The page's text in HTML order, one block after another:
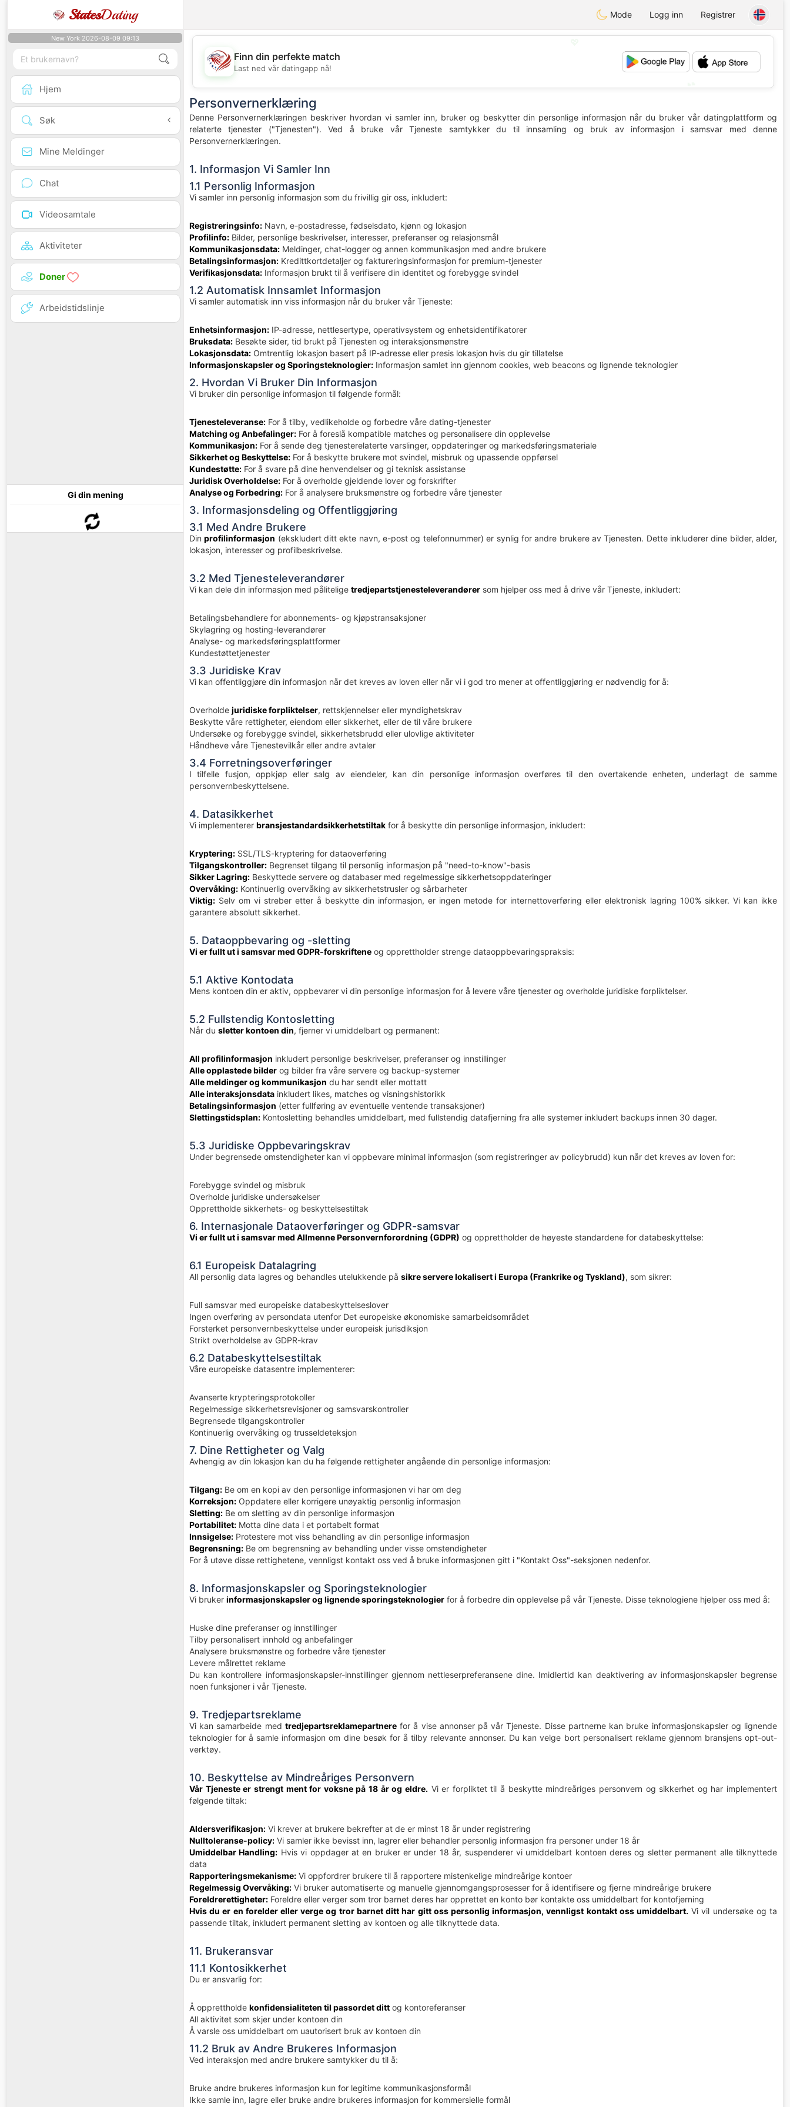
StatesDating Mode Logg inn Registrer
New York 2026-08-09 09:13
Hjem
Søk
Mine Meldinger
Chat
Videosamtale
Aktiviteter
Doner
Arbeidstidslinje
Gi din mening
💖
💕
💕
Finn din perfekte match
Last ned vår datingapp nå!
Personvernerklæring
Denne Personvernerklæringen beskriver hvordan vi samler inn, bruker og beskytter din personlige informasjon når du bruker vår datingplattform og
relaterte tjenester ("Tjenesten"). Ved å bruke vår Tjeneste samtykker du til innsamling og bruk av informasjon i samsvar med denne
Personvernerklæringen.
1. Informasjon Vi Samler Inn
1.1 Personlig Informasjon
Vi samler inn personlig informasjon som du frivillig gir oss, inkludert:
Registreringsinfo: Navn, e-postadresse, fødselsdato, kjønn og lokasjon
Profilinfo: Bilder, personlige beskrivelser, interesser, preferanser og relasjonsmål
Kommunikasjonsdata: Meldinger, chat-logger og annen kommunikasjon med andre brukere
Betalingsinformasjon: Kredittkortdetaljer og faktureringsinformasjon for premium-tjenester
Verifikasjonsdata: Informasjon brukt til å verifisere din identitet og forebygge svindel
1.2 Automatisk Innsamlet Informasjon
Vi samler automatisk inn viss informasjon når du bruker vår Tjeneste:
Enhetsinformasjon: IP-adresse, nettlesertype, operativsystem og enhetsidentifikatorer
Bruksdata: Besøkte sider, tid brukt på Tjenesten og interaksjonsmønstre
Lokasjonsdata: Omtrentlig lokasjon basert på IP-adresse eller presis lokasjon hvis du gir tillatelse
Informasjonskapsler og Sporingsteknologier: Informasjon samlet inn gjennom cookies, web beacons og lignende teknologier
2. Hvordan Vi Bruker Din Informasjon
Vi bruker din personlige informasjon til følgende formål:
Tjenesteleveranse: For å tilby, vedlikeholde og forbedre våre dating-tjenester
Matching og Anbefalinger: For å foreslå kompatible matches og personalisere din opplevelse
Kommunikasjon: For å sende deg tjenesterelaterte varslinger, oppdateringer og markedsføringsmateriale
Sikkerhet og Beskyttelse: For å beskytte brukere mot svindel, misbruk og upassende oppførsel
Kundestøtte: For å svare på dine henvendelser og gi teknisk assistanse
Juridisk Overholdelse: For å overholde gjeldende lover og forskrifter
Analyse og Forbedring: For å analysere bruksmønstre og forbedre våre tjenester
3. Informasjonsdeling og Offentliggjøring
3.1 Med Andre Brukere
Dinprofilinformasjon (ekskludert ditt ekte navn, e-post og telefonnummer) er synlig for andre brukere av Tjenesten. Dette inkluderer dine bilder, alder,
lokasjon, interesser og profilbeskrivelse.
3.2 Med Tjenesteleverandører
Vi kan dele din informasjon med pålitelige tredjepartstjenesteleverandører som hjelper oss med å drive vår Tjeneste, inkludert:
Betalingsbehandlere for abonnements- og kjøpstransaksjoner
Skylagring og hosting-leverandører
Analyse- og markedsføringsplattformer
Kundestøttetjenester
3.3 Juridiske Krav
Vi kan offentliggjøre din informasjon når det kreves av loven eller når vi i god tro mener at offentliggjøring er nødvendig for å:
Overholde juridiske forpliktelser, rettskjennelser eller myndighetskrav
Beskytte våre rettigheter, eiendom eller sikkerhet, eller de til våre brukere
Undersøke og forebygge svindel, sikkerhetsbrudd eller ulovlige aktiviteter
Håndheve våre Tjenestevilkår eller andre avtaler
3.4 Forretningsoverføringer
I tilfelle fusjon, oppkjøp eller salg av eiendeler, kan din personlige informasjon overføres til den overtakende enheten, underlagt de samme
personvernbeskyttelsene.
4. Datasikkerhet
Vi implementerer bransjestandardsikkerhetstiltak for å beskytte din personlige informasjon, inkludert:
Kryptering: SSL/TLS-kryptering for dataoverføring
Tilgangskontroller: Begrenset tilgang til personlig informasjon på "need-to-know"-basis
Sikker Lagring: Beskyttede servere og databaser med regelmessige sikkerhetsoppdateringer
Overvåking: Kontinuerlig overvåking av sikkerhetstrusler og sårbarheter
Viktig: Selv om vi streber etter å beskytte din informasjon, er ingen metode for internettoverføring eller elektronisk lagring 100% sikker. Vi kan ikke
garantere absolutt sikkerhet.
5. Dataoppbevaring og -sletting
Vi er fullt ut i samsvar med GDPR-forskriftene og opprettholder strenge dataoppbevaringspraksis:
5.1 Aktive Kontodata
Mens kontoen din er aktiv, oppbevarer vi din personlige informasjon for å levere våre tjenester og overholde juridiske forpliktelser.
5.2 Fullstendig Kontosletting
Når du sletter kontoen din, fjerner vi umiddelbart og permanent:
All profilinformasjon inkludert personlige beskrivelser, preferanser og innstillinger
Alle opplastede bilder og bilder fra våre servere og backup-systemer
Alle meldinger og kommunikasjon du har sendt eller mottatt
Alle interaksjonsdata inkludert likes, matches og visningshistorikk
Betalingsinformasjon (etter fullføring av eventuelle ventende transaksjoner)
Slettingstidsplan: Kontosletting behandles umiddelbart, med fullstendig datafjerning fra alle systemer inkludert backups innen 30 dager.
5.3 Juridiske Oppbevaringskrav
Under begrensede omstendigheter kan vi oppbevare minimal informasjon (som registreringer av policybrudd) kun når det kreves av loven for:
Forebygge svindel og misbruk
Overholde juridiske undersøkelser
Opprettholde sikkerhets- og beskyttelsestiltak
6. Internasjonale Dataoverføringer og GDPR-samsvar
Vi er fullt ut i samsvar med Allmenne Personvernforordning (GDPR) og opprettholder de høyeste standardene for databeskyttelse:
6.1 Europeisk Datalagring
All personlig data lagres og behandles utelukkende på sikre servere lokalisert i Europa (Frankrike og Tyskland), som sikrer:
Full samsvar med europeiske databeskyttelseslover
Ingen overføring av persondata utenfor Det europeiske økonomiske samarbeidsområdet
Forsterket personvernbeskyttelse under europeisk jurisdiksjon
Strikt overholdelse av GDPR-krav
6.2 Databeskyttelsestiltak
Våre europeiske datasentre implementerer:
Avanserte krypteringsprotokoller
Regelmessige sikkerhetsrevisjoner og samsvarskontroller
Begrensede tilgangskontroller
Kontinuerlig overvåking og trusseldeteksjon
7. Dine Rettigheter og Valg
Avhengig av din lokasjon kan du ha følgende rettigheter angående din personlige informasjon:
Tilgang: Be om en kopi av den personlige informasjonen vi har om deg
Korreksjon: Oppdatere eller korrigere unøyaktig personlig informasjon
Sletting: Be om sletting av din personlige informasjon
Portabilitet: Motta dine data i et portabelt format
Innsigelse: Protestere mot viss behandling av din personlige informasjon
Begrensning: Be om begrensning av behandling under visse omstendigheter
For å utøve disse rettighetene, vennligst kontakt oss ved å bruke informasjonen gitt i "Kontakt Oss"-seksjonen nedenfor.
8. Informasjonskapsler og Sporingsteknologier
Vi bruker informasjonskapsler og lignende sporingsteknologier for å forbedre din opplevelse på vår Tjeneste. Disse teknologiene hjelper oss med å:
Huske dine preferanser og innstillinger
Tilby personalisert innhold og anbefalinger
Analysere bruksmønstre og forbedre våre tjenester
Levere målrettet reklame
Du kan kontrollere informasjonskapsler-innstillinger gjennom nettleserpreferansene dine. Imidlertid kan deaktivering av informasjonskapsler begrense
noen funksjoner i vår Tjeneste.
9. Tredjepartsreklame
Vi kan samarbeide med tredjepartsreklamepartnerefor å vise annonser på vår Tjeneste. Disse partnerne kan bruke informasjonskapsler og lignende
teknologier for å samle informasjon om dine besøk for å tilby relevante annonser. Du kan velge bort personalisert reklame gjennom bransjens opt-out-
verktøy.
10. Beskyttelse av Mindreåriges Personvern
Vår Tjeneste er strengt ment for voksne på 18 år og eldre.Vi er forpliktet til å beskytte mindreåriges personvern og sikkerhet og har implementert
følgende tiltak:
Aldersverifikasjon: Vi krever at brukere bekrefter at de er minst 18 år under registrering
Nulltoleranse-policy: Vi samler ikke bevisst inn, lagrer eller behandler personlig informasjon fra personer under 18 år
Umiddelbar Handling: Hvis vi oppdager at en bruker er under 18 år, suspenderer vi umiddelbart kontoen deres og sletter permanent alle tilknyttede
data
Rapporteringsmekanisme: Vi oppfordrer brukere til å rapportere mistenkelige mindreårige kontoer
Regelmessig Overvåking: Vi bruker automatiserte og manuelle gjennomgangsprosesser for å identifisere og fjerne mindreårige brukere
Foreldrerettigheter: Foreldre eller verger som tror barnet deres har opprettet en konto bør kontakte oss umiddelbart for kontofjerning
Hvis du er en forelder eller verge og tror barnet ditt har gitt oss personlig informasjon, vennligst kontakt oss umiddelbart.Vi vil undersøke og ta
passende tiltak, inkludert permanent sletting av kontoen og alle tilknyttede data.
11. Brukeransvar
11.1 Kontosikkerhet
Du er ansvarlig for:
Å opprettholde konfidensialiteten til passordet ditt og kontoreferanser
All aktivitet som skjer under kontoen din
Å varsle oss umiddelbart om uautorisert bruk av kontoen din
11.2 Bruk av Andre Brukeres Informasjon
Ved interaksjon med andre brukere samtykker du til å:
Bruke andre brukeres informasjon kun for legitime kommunikasjonsformål
Ikke samle inn, lagre eller bruke andre brukeres informasjon for kommersielle formål